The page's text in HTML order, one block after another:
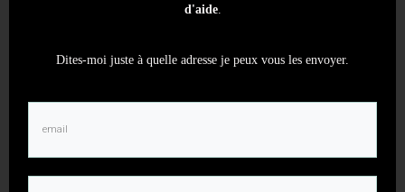
des Variations Goldberg
d'aide.
Dites-moi juste à quelle adresse je peux vous les envoyer.